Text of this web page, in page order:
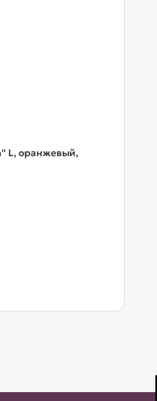
L, оранжевый,